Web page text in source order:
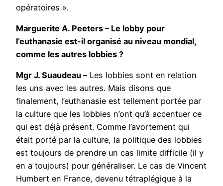
opératoires ».
Marguerite A. Peeters – Le lobby pour
l’euthanasie est-il organisé au niveau mondial,
comme les autres lobbies ?
Mgr J. Suaudeau –Les lobbies sont en relation
les uns avec les autres. Mais disons que
finalement, l’euthanasie est tellement portée par
la culture que les lobbies n’ont qu’à accentuer ce
qui est déjà présent. Comme l’avortement qui
était porté par la culture, la politique des lobbies
est toujours de prendre un cas limite difficile (il y
en a toujours) pour généraliser. Le cas de Vincent
Humbert en France, devenu tétraplégique à la